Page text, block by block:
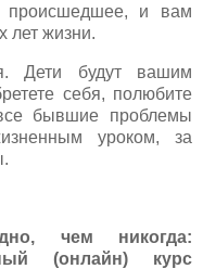
происшедшее, и вам
лет жизни.
Дети будут вашим
себя, полюбите
бывшие проблемы
уроком, за
чем никогда:
(онлайн) курс